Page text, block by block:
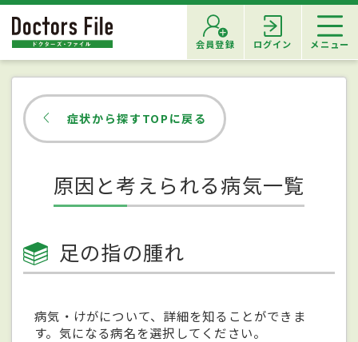
会員登録 ログイン メニュー
症状から探すTOPに戻る
原因と考えられる病気一覧
足の指の腫れ
病気・けがについて、詳細を知ることができま
す。気になる病名を選択してください。